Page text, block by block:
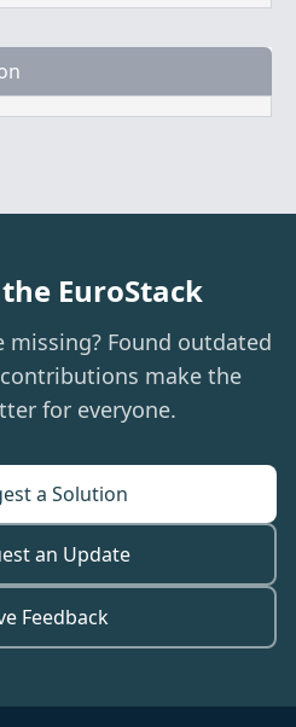
EuroStack
missing? Found outdated
make the
for everyone.
a Solution
an Update
Feedback